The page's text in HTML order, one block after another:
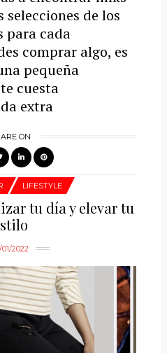
de los
para cada
comprar algo, es
pequeña
cuesta
extra
ON
LIFESTYLE
tu día y elevar tu
01/2022